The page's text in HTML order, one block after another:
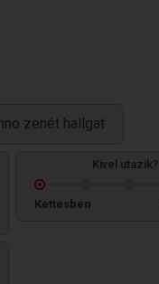
zenét hallgat
Kivel utazik?
Kettesben